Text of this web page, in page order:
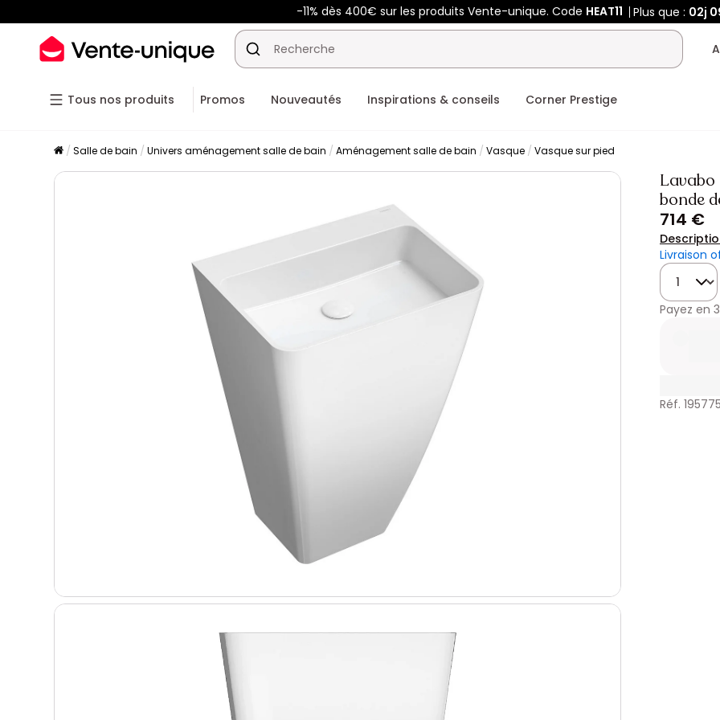
-11% dès 400€ sur les produits Vente-unique. Code HEAT11 Plus que : 02j
Tous nos produits Promos Nouveautés Inspirations & conseils Corner Prestige
Salle de bain Univers aménagement salle de bain Aménagement salle de bain Vasque Vasque sur pied
Lavabo
bonde
714 €
Livraison
Quantité
Payez en
Réf.